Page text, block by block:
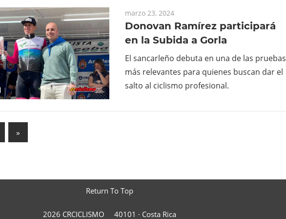
marzo 23, 2024
Donovan Ramírez participará
en la Subida a Gorla
El sancarleño debuta en una de las pruebas
más relevantes para quienes buscan dar el
salto al ciclismo profesional.
Next
Posts
»
Return To Top
2026 CRCICLISMO 40101 · Costa Rica